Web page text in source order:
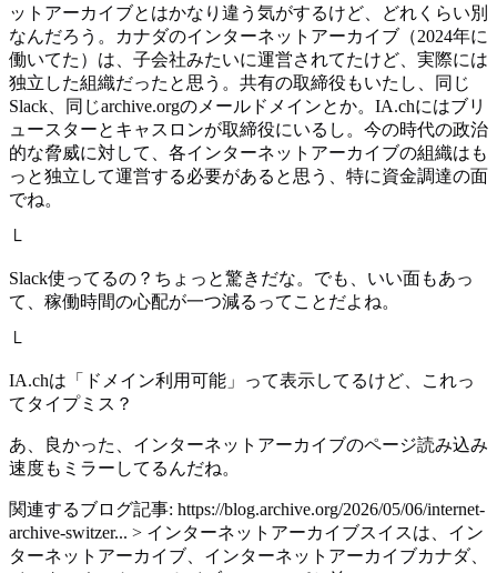
ットアーカイブとはかなり違う気がするけど、どれくらい別
なんだろう。カナダのインターネットアーカイブ（2024年に
働いてた）は、子会社みたいに運営されてたけど、実際には
独立した組織だったと思う。共有の取締役もいたし、同じ
Slack、同じarchive.orgのメールドメインとか。IA.chにはブリ
ュースターとキャスロンが取締役にいるし。今の時代の政治
的な脅威に対して、各インターネットアーカイブの組織はも
っと独立して運営する必要があると思う、特に資金調達の面
でね。
└
Slack使ってるの？ちょっと驚きだな。でも、いい面もあっ
て、稼働時間の心配が一つ減るってことだよね。
└
IA.chは「ドメイン利用可能」って表示してるけど、これっ
てタイプミス？
あ、良かった、インターネットアーカイブのページ読み込み
速度もミラーしてるんだね。
関連するブログ記事: https://blog.archive.org/2026/05/06/internet-
archive-switzer... > インターネットアーカイブスイスは、イン
ターネットアーカイブ、インターネットアーカイブカナダ、